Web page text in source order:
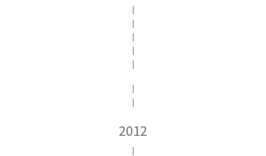
|
|
|
|
|
|
|
2012
|